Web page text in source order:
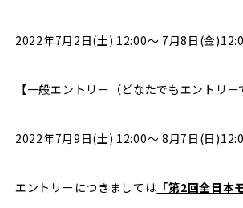
2022年7月2日(土) 12:00〜 7月8日(金
【一般エントリー（どなたでもエントリー
2022年7月9日(土) 12:00～ 8月7日(日
エントリーにつきましては 「第2回全日本